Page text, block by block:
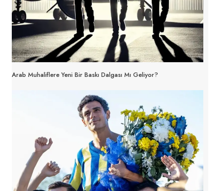
Arab Muhaliflere Yeni Bir Baskı Dalgası Mı Geliyor?